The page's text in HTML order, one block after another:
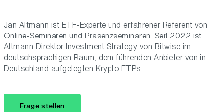
Jan Altmann ist ETF-Experte und erfahrener Referent von
Online-Seminaren und Präsenzseminaren. Seit 2022 ist
Altmann Direktor Investment Strategy von Bitwise im
deutschsprachigen Raum, dem führenden Anbieter von in
Deutschland aufgelegten Krypto ETPs.
Frage stellen